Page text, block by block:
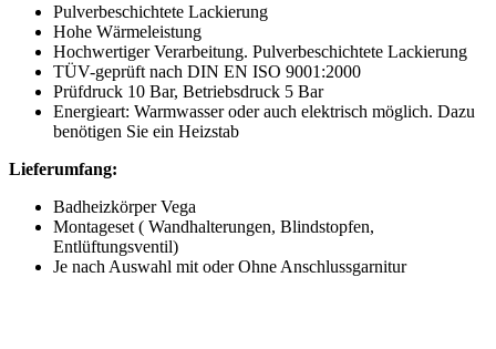
Pulverbeschichtete Lackierung
Hohe Wärmeleistung
Hochwertiger Verarbeitung. Pulverbeschichtete Lackierung
TÜV-geprüft nach DIN EN ISO 9001:2000
Prüfdruck 10 Bar, Betriebsdruck 5 Bar
Energieart: Warmwasser oder auch elektrisch möglich. Dazu
benötigen Sie ein Heizstab
Lieferumfang:
Badheizkörper Vega
Montageset ( Wandhalterungen, Blindstopfen,
Entlüftungsventil)
Je nach Auswahl mit oder Ohne Anschlussgarnitur